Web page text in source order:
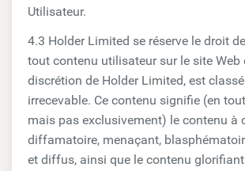
Utilisateur.
4.3 Holder Limited se réserve le droit
tout contenu utilisateur sur le site Web
discrétion de Holder Limited, est
irrecevable. Ce contenu signifie (en
mais pas exclusivement) le contenu à
diffamatoire, menaçant,
et diffus, ainsi que le contenu